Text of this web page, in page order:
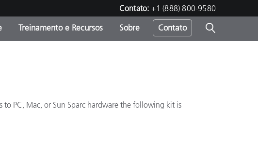
Contato: +1 (888) 800-9580
Treinamento e Recursos Sobre Contato
to PC, Mac, or Sun Sparc hardware the following kit is